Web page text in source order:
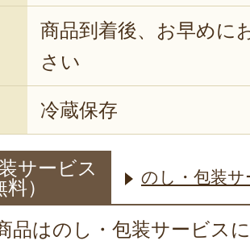
商品到着後、お早めに
さい
冷蔵保存
サービス
料）
のし・包装
品はのし・包装サービス